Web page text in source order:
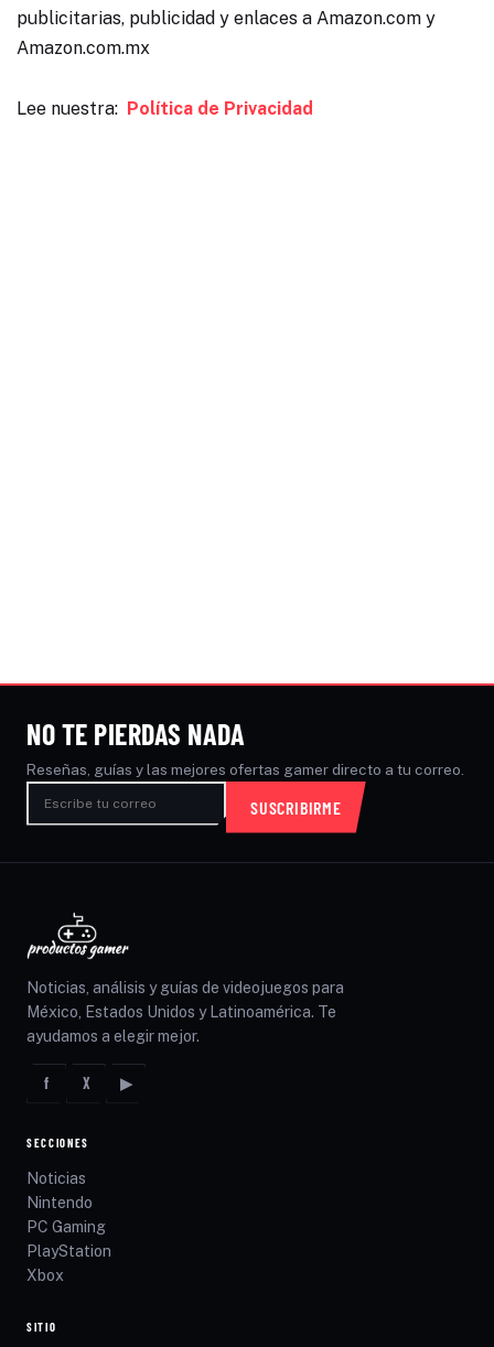
publicitarias, publicidad y enlaces a Amazon.com y
Amazon.com.mx
Lee nuestra: Política de Privacidad
NO TE PIERDAS NADA
Reseñas, guías y las mejores ofertas gamer directo a tu correo.
SUSCRIBIRME
Noticias, análisis y guías de videojuegos para
México, Estados Unidos y Latinoamérica. Te
ayudamos a elegir mejor.
f X ▶
SECCIONES
Noticias
Nintendo
PC Gaming
PlayStation
Xbox
SITIO